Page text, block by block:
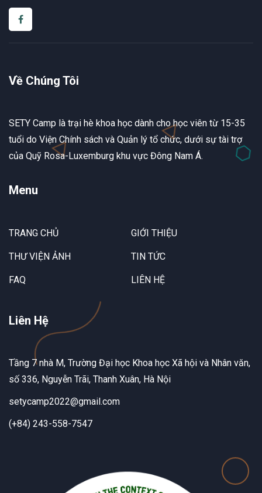
Về Chúng Tôi
SETY Camp là trại hè khoa học dành cho học viên từ 15-35
tuổi do Viện Chính sách và Quản lý tổ chức, dưới sự tài trợ
của Quỹ Rosa-Luxemburg khu vực Đông Nam Á.
Menu
TRANG CHỦ GIỚI THIỆU
THƯ VIỆN ẢNH TIN TỨC
FAQ LIÊN HỆ
Liên Hệ
Tầng 7 nhà M, Trường Đại học Khoa học Xã hội và Nhân văn,
số 336, Nguyễn Trãi, Thanh Xuân, Hà Nội
setycamp2022@gmail.com
(+84) 243-558-7547